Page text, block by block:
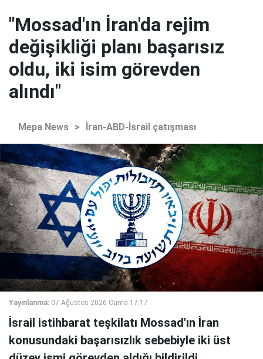
"Mossad'ın İran'da rejim
değişikliği planı başarısız
oldu, iki isim görevden
alındı"
Mepa News > İran-ABD-İsrail çatışması
Yayınlanma: 07 Ağustos 2026 Cuma 17:17
İsrail istihbarat teşkilatı Mossad'ın İran
konusundaki başarısızlık sebebiyle iki üst